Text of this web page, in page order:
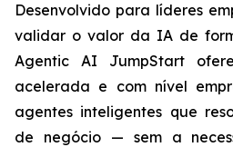
Desenvolvido para líderes
validar o valor da IA de
Agentic AI JumpStart
acelerada e com nível
agentes inteligentes que
de negócio — sem a